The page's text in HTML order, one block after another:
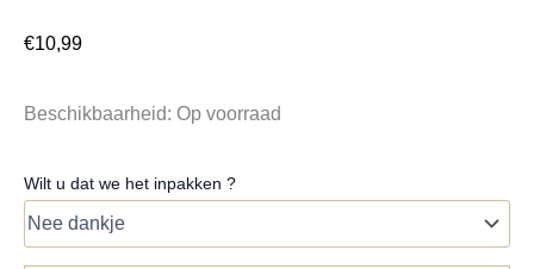
€10,99
Beschikbaarheid: Op voorraad
Wilt u dat we het inpakken ?